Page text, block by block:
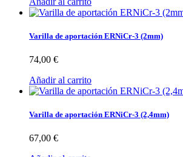
Varilla de aportación ERNiCr-3 (2mm)
74,00 €
Añadir al carrito
Varilla de aportación ERNiCr-3 (2,4mm)
67,00 €